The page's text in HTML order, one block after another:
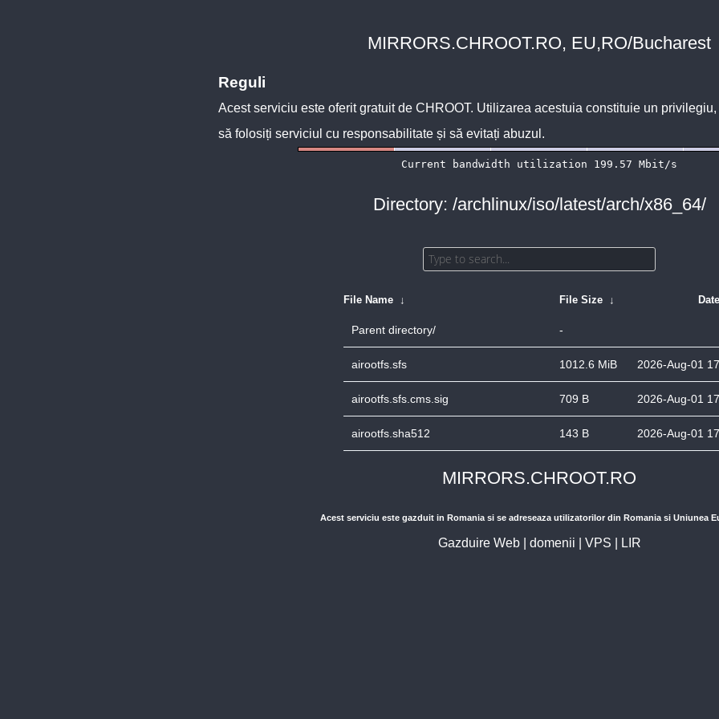
MIRRORS.CHROOT.RO, EU,RO/Bucharest
Reguli
Acest serviciu este oferit gratuit de CHROOT. Utilizarea acestuia constituie un
să folosiți serviciul cu responsabilitate și să evitați abuzul.
Directory: /archlinux/iso/latest/arch/x86_64/
File Name ↓ File Size ↓ Date
Parent directory/ -
airootfs.sfs 1012.6 MiB 2026-Aug-01
airootfs.sfs.cms.sig 709 B 2026-Aug-01
airootfs.sha512 143 B 2026-Aug-01
MIRRORS.CHROOT.RO
Acest serviciu este gazduit in Romania si se adreseaza utilizatorilor din Romania si Uniunea
Gazduire Web| domenii VPS LIR